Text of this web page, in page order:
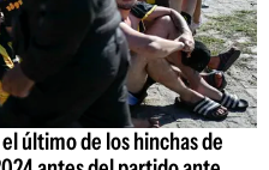
último de los hinchas de